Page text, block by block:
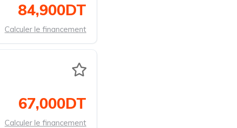
84,900DT
Calculer le financement
67,000DT
Calculer le financement